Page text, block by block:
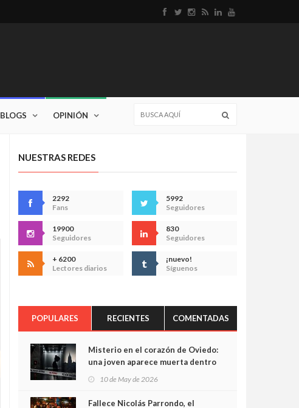
BLOGS OPINIÓN
NUESTRAS REDES
2292
Fans
5992
Seguidores
19900
Seguidores
830
Seguidores
+ 6200
Lectores diarios
¡nuevo!
Síguenos
POPULARES RECIENTES COMENTADAS
Misterio en el corazón de Oviedo:
una joven aparece muerta dentro
cámaras captan sus últimos
minutos
10 de May de 2026
Fallece Nicolás Parrondo, el